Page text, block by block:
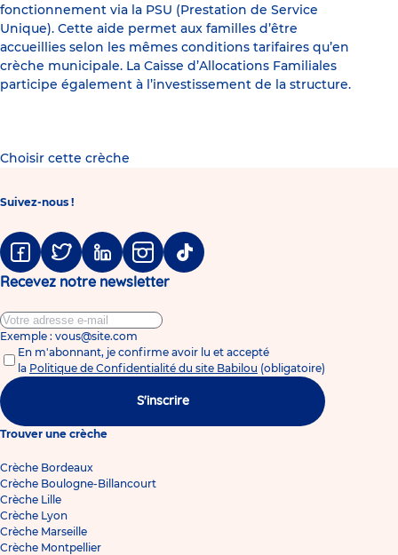
fonctionnement via la PSU (Prestation de Service
Unique). Cette aide permet aux familles d’être
accueillies selon les mêmes conditions tarifaires qu’en
crèche municipale. La Caisse d’Allocations Familiales
participe également à l’investissement de la structure.
Choisir cette crèche
Suivez-nous !
FacebookTwitter LinkedinInstagramTiktok
Recevez notre newsletter
Exemple : vous@site.com
En m'abonnant, je confirme avoir lu et accepté
la Politique de Confidentialité du site Babilou (obligatoire)
S'inscrire
Trouver une crèche
Crèche Bordeaux
Crèche Boulogne-Billancourt
Crèche Lille
Crèche Lyon
Crèche Marseille
Crèche Montpellier